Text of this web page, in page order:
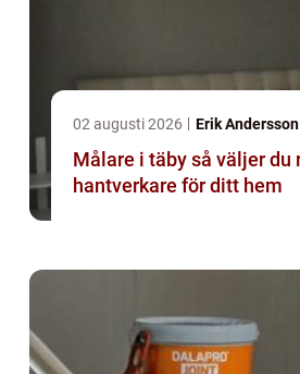
02 augusti 2026 Erik Andersson
Målare i täby så väljer du rätt
hantverkare för ditt hem